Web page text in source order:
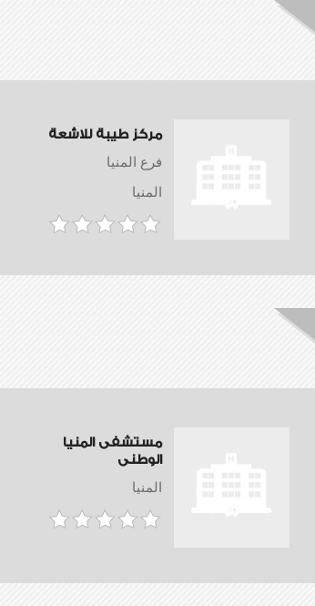
مركز طيبة للاشعة
فرع المنيا
المنيا
مستشفى المنيا
الوطنى
المنيا